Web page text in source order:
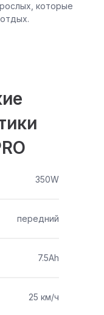
которые
350W
передний
7.5Ah
25 км/ч